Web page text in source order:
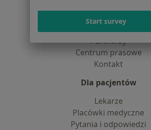
O nas
Partnerzy
Centrum prasowe
Kontakt
Dla pacjentów
Lekarze
Placówki medyczne
Pytania i odpowiedzi
Start survey